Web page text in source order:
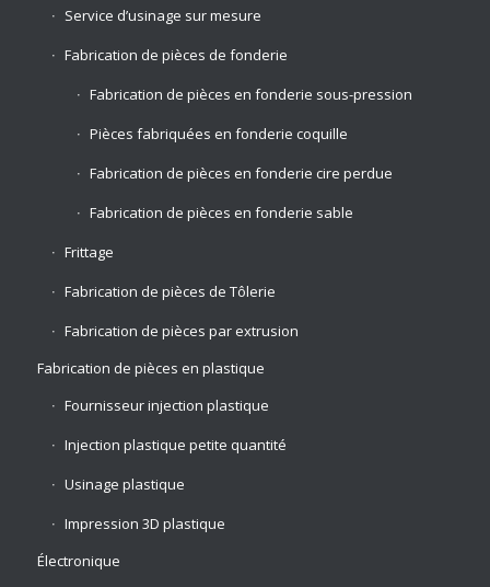
Service d’usinage sur mesure
Fabrication de pièces de fonderie
Fabrication de pièces en fonderie sous-pression
Pièces fabriquées en fonderie coquille
Fabrication de pièces en fonderie cire perdue
Fabrication de pièces en fonderie sable
Frittage
Fabrication de pièces de Tôlerie
Fabrication de pièces par extrusion
Fabrication de pièces en plastique
Fournisseur injection plastique
Injection plastique petite quantité
Usinage plastique
Impression 3D plastique
Électronique